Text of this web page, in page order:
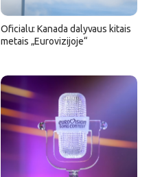
Oficialu: Kanada dalyvaus kitais
metais „Eurovizijoje“